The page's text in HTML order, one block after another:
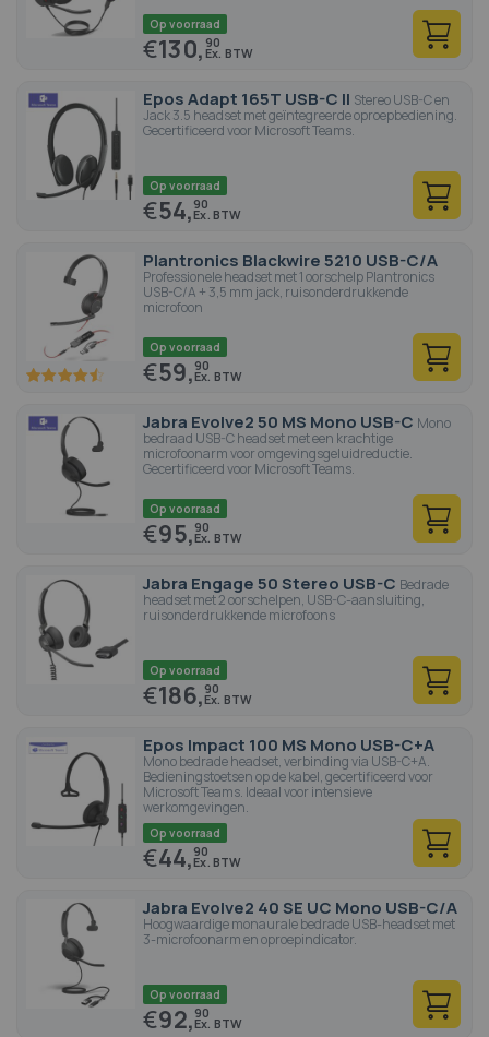
Op voorraad
€130, 90
Epos Adapt 165T USB-C II Stereo USB-C en
Jack 3.5 headset met geïntegreerde oproepbediening.
Gecertificeerd voor Microsoft Teams.
Op voorraad
€54,90
Plantronics Blackwire 5210 USB-C/A
Professionele headset met 1 oorschelp Plantronics
USB-C/A + 3,5 mm jack, ruisonderdrukkende
microfoon
90 100
Op voorraad
€59,90
Jabra Evolve2 50 MS Mono USB-C Mono
bedraad USB-C headset met een krachtige
microfoonarm voor omgevingsgeluidreductie.
Gecertificeerd voor Microsoft Teams.
Op voorraad
€95,90
Jabra Engage 50 Stereo USB-C Bedrade
headset met 2 oorschelpen, USB-C-aansluiting,
ruisonderdrukkende microfoons
Op voorraad
€186,90
Epos Impact 100 MS Mono USB-C+A
Mono bedrade headset, verbinding via USB-C+A.
Bedieningstoetsen op de kabel, gecertificeerd voor
Microsoft Teams. Ideaal voor intensieve
werkomgevingen.
Op voorraad
€44,90
Jabra Evolve2 40 SE UC Mono USB-C/A
Hoogwaardige monaurale bedrade USB-headset met
3-microfoonarm en oproepindicator.
Op voorraad
€92,90